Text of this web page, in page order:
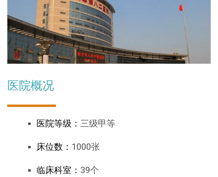
医院概况
医院等级： 三级甲等
床位数： 1000张
临床科室： 39个